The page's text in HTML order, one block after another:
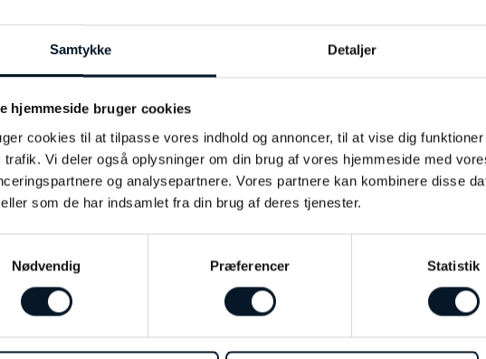
Samtykke Detaljer
hjemmeside bruger cookies
cookies til at tilpasse vores indhold og annoncer, til at vise dig
trafik. Vi deler også oplysninger om din brug af vores hjemmeside med
og analysepartnere. Vores partnere kan kombinere disse
som de har indsamlet fra din brug af deres tjenester.
Nødvendig
Præferencer Statistik
by Bonells
Zirkonia
VARER